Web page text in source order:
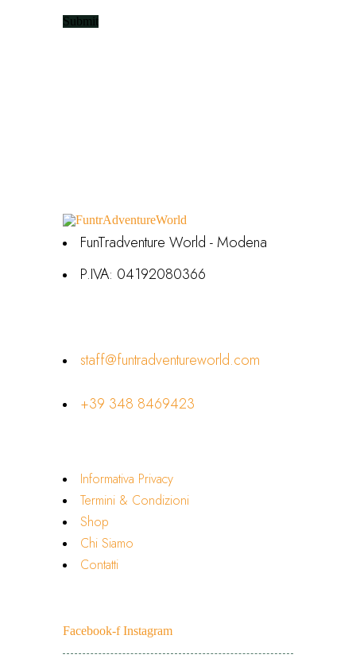
FunTradventure World - Modena
P.IVA: 04192080366
staff@funtradventureworld.com
+39 348 8469423
Informativa Privacy
Termini & Condizioni
Shop
Chi Siamo
Contatti
Facebook-f Instagram